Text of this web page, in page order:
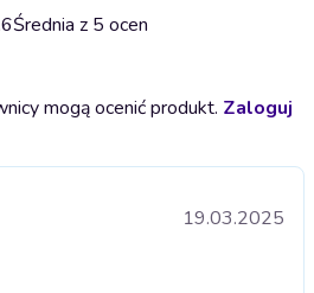
Średnia z 5 ocen
mogą ocenić produkt. Zaloguj
19.03.2025